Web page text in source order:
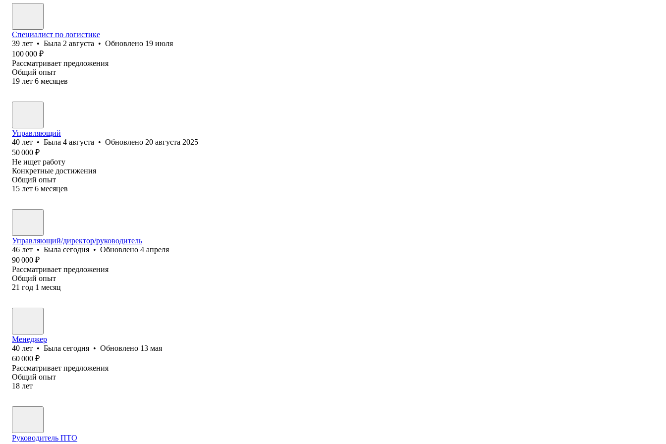
Специалист по логистике
39 лет • Была 2 августа • Обновлено 19 июля
100 000 ₽
Рассматривает предложения
Общий опыт
19 лет 6 месяцев
Управляющий
40 лет • Была 4 августа • Обновлено 20 августа 2025
50 000 ₽
Не ищет работу
Конкретные достижения
Общий опыт
15 лет 6 месяцев
Управляющий/директор/руководитель
46 лет • Была сегодня • Обновлено 4 апреля
90 000 ₽
Рассматривает предложения
Общий опыт
21 год 1 месяц
Менеджер
40 лет • Была сегодня • Обновлено 13 мая
60 000 ₽
Рассматривает предложения
Общий опыт
18 лет
Руководитель ПТО